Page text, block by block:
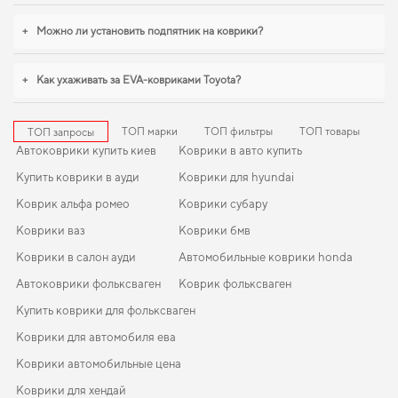
+ Можно ли установить подпятник на коврики?
+ Как ухаживать за EVA-ковриками Toyota?
ТОП запросы ТОП марки ТОП фильтры ТОП товары
Автоковрики купить киев
Купить коврики в ауди
Коврик альфа ромео
Коврики ваз
Коврики в салон ауди
Автоковрики фольксваген
Коврики в авто купить
Коврики для hyundai
Коврики субару
Коврики бмв
Автомобильные коврики honda
Коврик фольксваген
Купить коврики для фольксваген
Коврики для автомобиля ева
Коврики автомобильные цена
Коврики для хендай